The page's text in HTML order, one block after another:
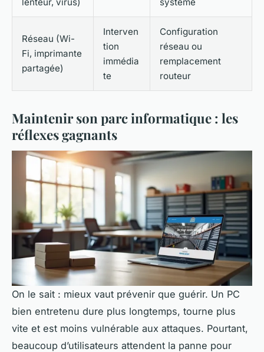
Réseau (Wi-
Fi, imprimante
partagée)
Interven
tion
immédia
te
Configuration
réseau ou
remplacement
routeur
Maintenir son parc informatique : les
réflexes gagnants
On le sait : mieux vaut prévenir que guérir. Un PC
bien entretenu dure plus longtemps, tourne plus
vite et est moins vulnérable aux attaques. Pourtant,
beaucoup d’utilisateurs attendent la panne pour